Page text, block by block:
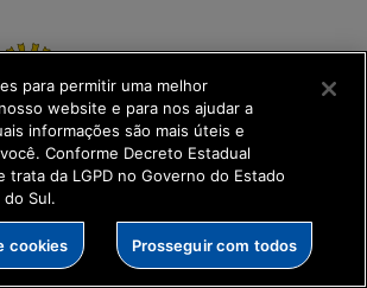
Digital
para permitir uma melhor
website e para nos ajudar a
informações são mais úteis e
Conforme Decreto Estadual
trata da LGPD no Governo do Estado
Sul.
cookies Prosseguir com todos